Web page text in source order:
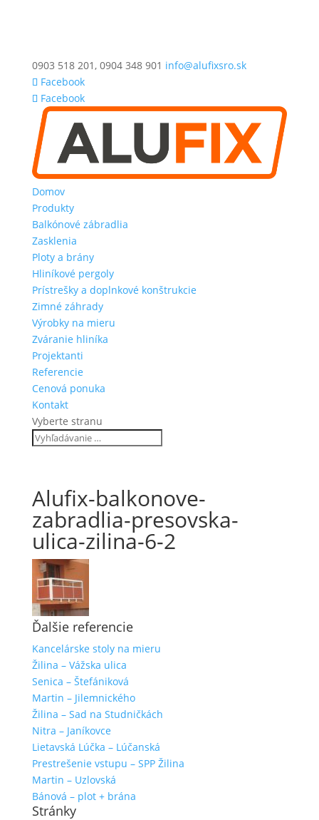
0903 518 201, 0904 348 901 info@alufixsro.sk
Facebook
Facebook
Domov
Produkty
Balkónové zábradlia
Zasklenia
Ploty a brány
Hliníkové pergoly
Prístrešky a doplnkové konštrukcie
Zimné záhrady
Výrobky na mieru
Zváranie hliníka
Projektanti
Referencie
Cenová ponuka
Kontakt
Vyberte stranu
Alufix-balkonove-
zabradlia-presovska-
ulica-zilina-6-2
Ďalšie referencie
Kancelárske stoly na mieru
Žilina – Vážska ulica
Senica – Štefániková
Martin – Jilemnického
Žilina – Sad na Studničkách
Nitra – Janíkovce
Lietavská Lúčka – Lúčanská
Prestrešenie vstupu – SPP Žilina
Martin – Uzlovská
Bánová – plot + brána
Stránky